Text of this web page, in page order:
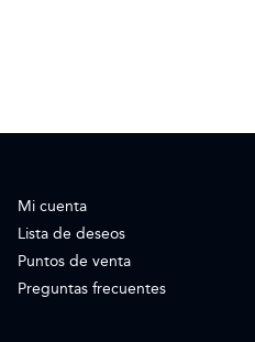
Mi cuenta
Lista de deseos
Puntos de venta
Preguntas frecuentes